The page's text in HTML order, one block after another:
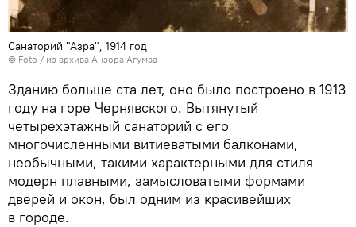
Санаторий "Азра", 1914 год
© Foto / из архива Анзора Агумаа
Зданию больше ста лет, оно было построено в 1913
году на горе Чернявского. Вытянутый
четырехэтажный санаторий с его
многочисленными витиеватыми балконами,
необычными, такими характерными для стиля
модерн плавными, замысловатыми формами
дверей и окон, был одним из красивейших
в городе.